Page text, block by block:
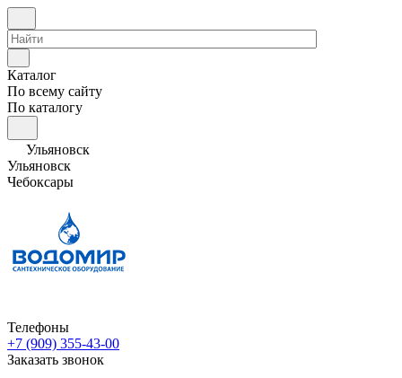
Каталог
По всему сайту
По каталогу
Ульяновск
Ульяновск
Чебоксары
Телефоны
+7 (909) 355-43-00
Заказать звонок